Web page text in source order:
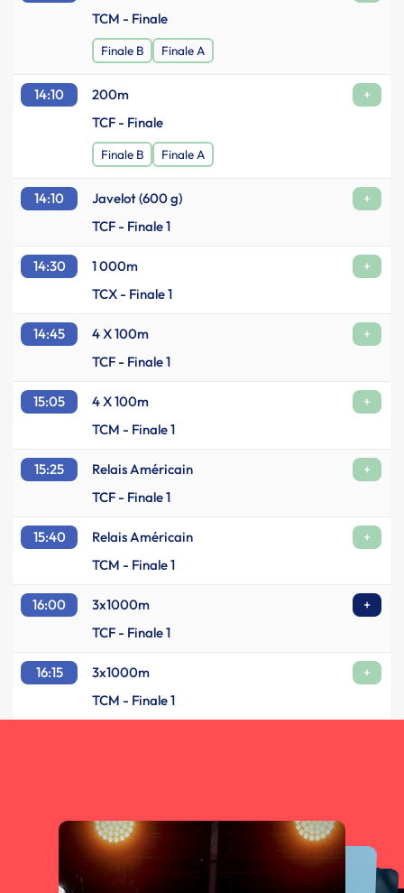
TCM - Finale
Finale B Finale A
14:10 200m
+
TCF - Finale
Finale B Finale A
14:10 Javelot (600 g)
+
TCF - Finale 1
14:30 1 000m
+
TCX - Finale 1
14:45 4 X 100m
+
TCF - Finale 1
15:05 4 X 100m
+
TCM - Finale 1
15:25 Relais Américain
+
TCF - Finale 1
15:40 Relais Américain
+
TCM - Finale 1
16:00 3x1000m
+
TCF - Finale 1
16:15 3x1000m
+
TCM - Finale 1